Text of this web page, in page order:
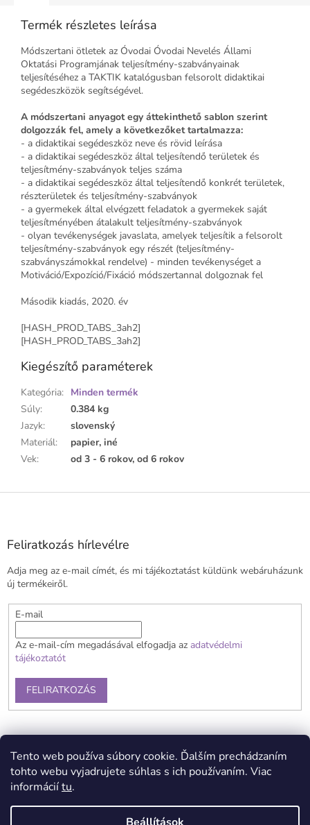
Tento web používa súbory cookie. Ďalším prechádzaním
tohto webu vyjadrujete súhlas s ich používaním. Viac
informáciítu.
Termék részletes leírása
Módszertani ötletek az Óvodai Óvodai Nevelés Állami
Oktatási Programjának teljesítmény-szabványainak
teljesítéséhez a TAKTIK katalógusban felsorolt ​​didaktikai
segédeszközök segítségével.
A módszertani anyagot egy áttekinthető sablon szerint
dolgozzák fel, amely a következőket tartalmazza:
- a didaktikai segédeszköz neve és rövid leírása
- a didaktikai segédeszköz által teljesítendő területek és
teljesítmény-szabványok teljes száma
- a didaktikai segédeszköz által teljesítendő konkrét területek,
részterületek és teljesítmény-szabványok
- a gyermekek által elvégzett feladatok a gyermekek saját
teljesítményében átalakult teljesítmény-szabványok
- olyan tevékenységek javaslata, amelyek teljesítik a felsorolt ​​
teljesítmény-szabványok egy részét (teljesítmény-
szabványszámokkal rendelve) - minden tevékenységet a
Motiváció/Expozíció/Fixáció módszertannal dolgoznak fel
Második kiadás, 2020. év
[HASH_PROD_TABS_3ah2]
[HASH_PROD_TABS_3ah2]
Kiegészítő paraméterek
Kategória: Minden termék
Súly:
0.384 kg
Jazyk:
slovenský
Materiál:
papier, iné
Vek: od 3 - 6 rokov, od 6 rokov
L
Feliratkozás hírlevélre
Adja meg az e-mail címét, és mi tájékoztatást küldünk webáruházunk
új termékeiről.
E-mail
Az e-mail-cím megadásával elfogadja az adatvédelmi
tájékoztatót
FELIRATKOZÁS
Reklamációs feltételek Kapcsolat Adatvédelmi tájékoztató